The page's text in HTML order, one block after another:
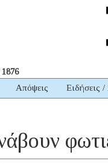
Απόψεις Ειδήσεις